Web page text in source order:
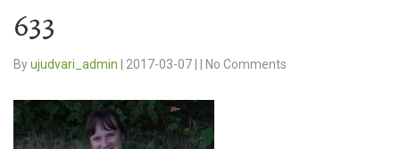
633
Byujudvari_admin 2017-03-07 No Comments